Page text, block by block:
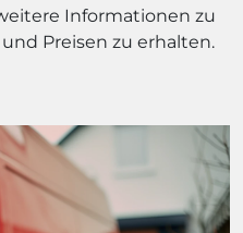
Informationen zu
Preisen zu erhalten.